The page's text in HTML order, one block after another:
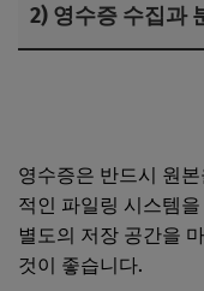
2) 영수증 수집과
영수증은 반드시 원
적인 파일링 시스템
별도의 저장 공간을
것이 좋습니다.